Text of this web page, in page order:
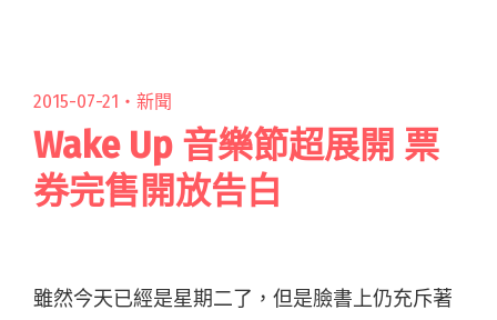
2015-07-21・ 新聞
Wake Up 音樂節超展開 票
券完售開放告白
雖然今天已經是星期二了，但是臉書上仍充斥著